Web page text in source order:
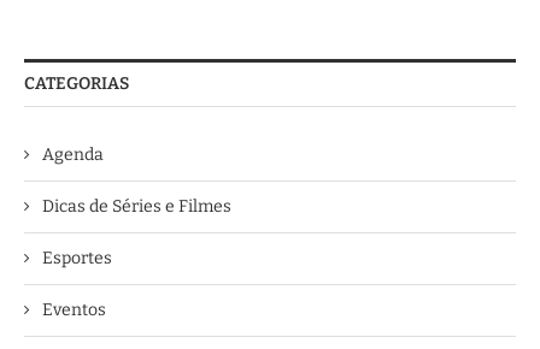
CATEGORIAS
Agenda
Dicas de Séries e Filmes
Esportes
Eventos